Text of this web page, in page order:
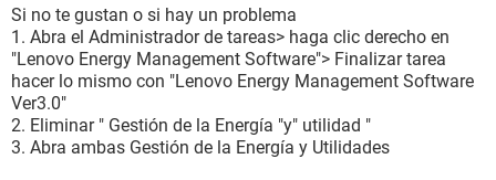
Si no te gustan o si hay un problema
1. Abra el Administrador de tareas> haga clic derecho en
"Lenovo Energy Management Software"> Finalizar tarea
hacer lo mismo con "Lenovo Energy Management Software
Ver3.0"
2. Eliminar " Gestión de la Energía "y" utilidad "
3. Abra ambas Gestión de la Energía y Utilidades